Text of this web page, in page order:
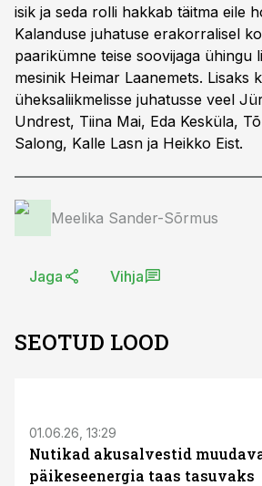
isik ja seda rolli hakkab täitma eile
Kalanduse juhatuse erakorralisel
paarikümne teise soovijaga ühingu
mesinik Heimar Laanemets. Lisaks
üheksaliikmelisse juhatusse veel
Undrest, Tiina Mai, Eda Kesküla,
Salong, Kalle Lasn ja Heikko Eist.
Meelika Sander-Sõrmus
Jaga Vihja
SEOTUD LOOD
01.06.26, 13:29
Nutikad akusalvestid
päikeseenergia taas tasuvaks